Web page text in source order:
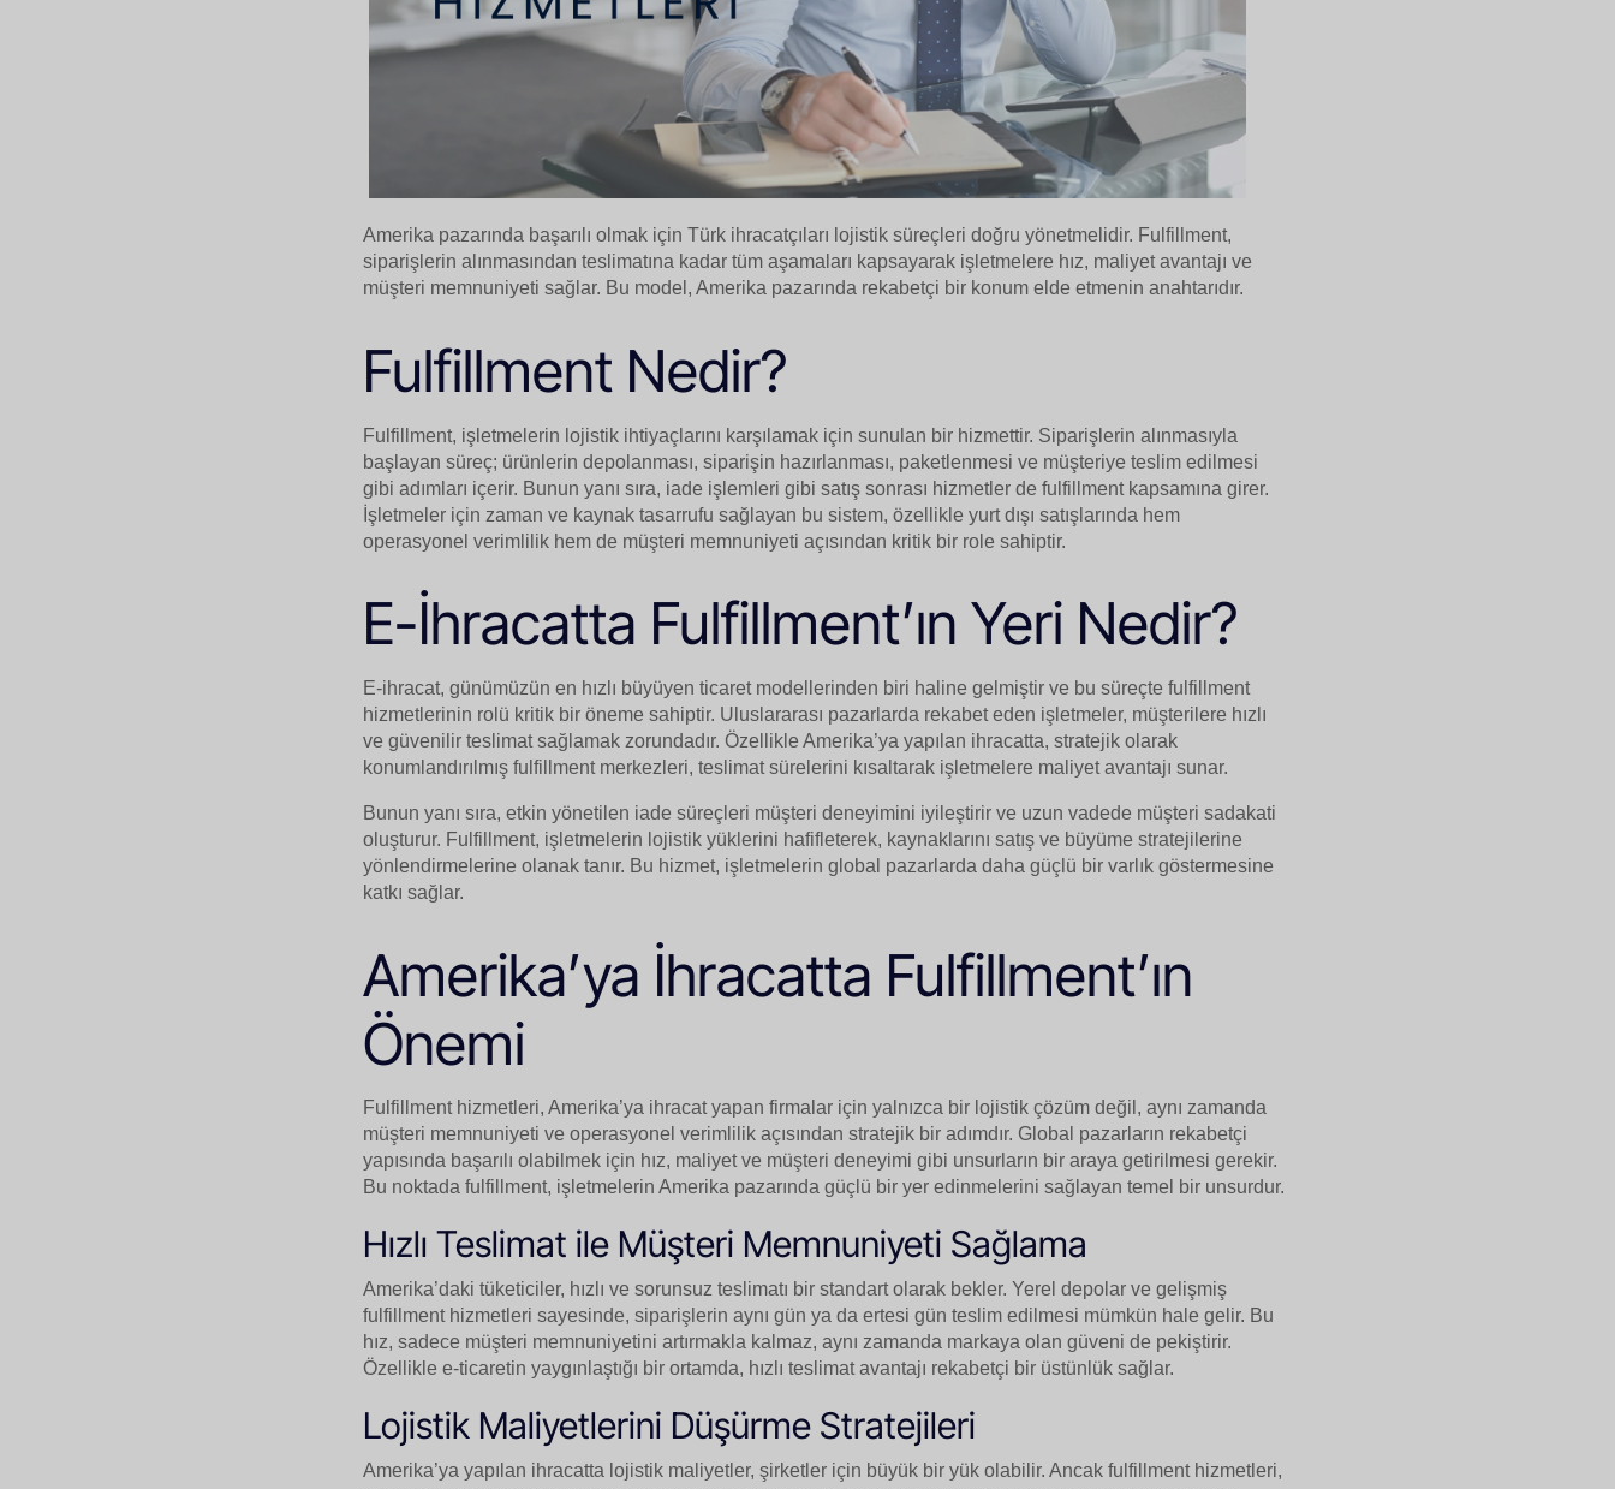
Amerika pazarında başarılı olmak için Türk ihracatçıları lojistik süreçleri doğru yönetmelidir. Fulfillment,
siparişlerin alınmasından teslimatına kadar tüm aşamaları kapsayarak işletmelere hız, maliyet avantajı ve
müşteri memnuniyeti sağlar. Bu model, Amerika pazarında rekabetçi bir konum elde etmenin anahtarıdır.
Fulfillment Nedir?
Fulfillment, işletmelerin lojistik ihtiyaçlarını karşılamak için sunulan bir hizmettir. Siparişlerin alınmasıyla
başlayan süreç; ürünlerin depolanması, siparişin hazırlanması, paketlenmesi ve müşteriye teslim edilmesi
gibi adımları içerir. Bunun yanı sıra, iade işlemleri gibi satış sonrası hizmetler de fulfillment kapsamına girer.
İşletmeler için zaman ve kaynak tasarrufu sağlayan bu sistem, özellikle yurt dışı satışlarında hem
operasyonel verimlilik hem de müşteri memnuniyeti açısından kritik bir role sahiptir.
E-İhracatta Fulfillment’ın Yeri Nedir?
E-ihracat, günümüzün en hızlı büyüyen ticaret modellerinden biri haline gelmiştir ve bu süreçte fulfillment
hizmetlerinin rolü kritik bir öneme sahiptir. Uluslararası pazarlarda rekabet eden işletmeler, müşterilere hızlı
ve güvenilir teslimat sağlamak zorundadır. Özellikle Amerika’ya yapılan ihracatta, stratejik olarak
konumlandırılmış fulfillment merkezleri, teslimat sürelerini kısaltarak işletmelere maliyet avantajı sunar.
Bunun yanı sıra, etkin yönetilen iade süreçleri müşteri deneyimini iyileştirir ve uzun vadede müşteri sadakati
oluşturur. Fulfillment, işletmelerin lojistik yüklerini hafifleterek, kaynaklarını satış ve büyüme stratejilerine
yönlendirmelerine olanak tanır. Bu hizmet, işletmelerin global pazarlarda daha güçlü bir varlık göstermesine
katkı sağlar.
Amerika’ya İhracatta Fulfillment’ın
Önemi
Fulfillment hizmetleri, Amerika’ya ihracat yapan firmalar için yalnızca bir lojistik çözüm değil, aynı zamanda
müşteri memnuniyeti ve operasyonel verimlilik açısından stratejik bir adımdır. Global pazarların rekabetçi
yapısında başarılı olabilmek için hız, maliyet ve müşteri deneyimi gibi unsurların bir araya getirilmesi gerekir.
Bu noktada fulfillment, işletmelerin Amerika pazarında güçlü bir yer edinmelerini sağlayan temel bir unsurdur.
Hızlı Teslimat ile Müşteri Memnuniyeti Sağlama
Amerika’daki tüketiciler, hızlı ve sorunsuz teslimatı bir standart olarak bekler. Yerel depolar ve gelişmiş
fulfillment hizmetleri sayesinde, siparişlerin aynı gün ya da ertesi gün teslim edilmesi mümkün hale gelir. Bu
hız, sadece müşteri memnuniyetini artırmakla kalmaz, aynı zamanda markaya olan güveni de pekiştirir.
Özellikle e-ticaretin yaygınlaştığı bir ortamda, hızlı teslimat avantajı rekabetçi bir üstünlük sağlar.
Lojistik Maliyetlerini Düşürme Stratejileri
Amerika’ya yapılan ihracatta lojistik maliyetler, şirketler için büyük bir yük olabilir. Ancak fulfillment hizmetleri,